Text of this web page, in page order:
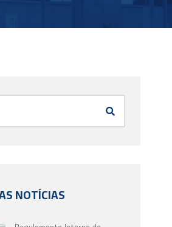
NOTÍCIAS